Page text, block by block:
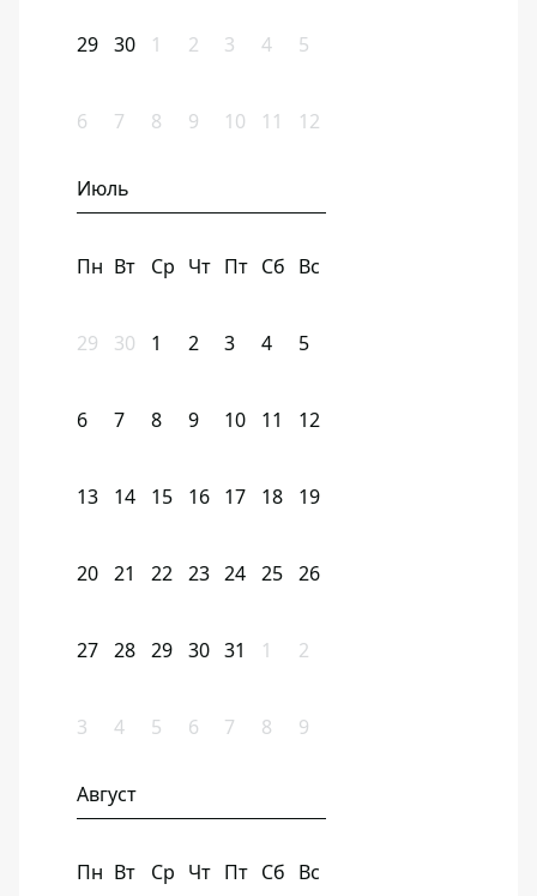
29 30 1 2 3 4 5
6 7 8 9 10 11 12
Июль
Пн Вт Ср Чт Пт Сб Вс
29 30 1 2 3 4 5
6 7 8 9 10 11 12
13 14 15 16 17 18 19
20 21 22 23 24 25 26
27 28 29 30 31 1 2
3 4 5 6 7 8 9
Август
Пн Вт Ср Чт Пт Сб Вс